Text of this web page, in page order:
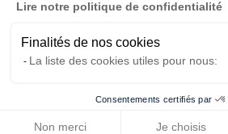
Lire notre politique de confidentialité
Finalités de nos cookies
La liste des cookies utiles pour nous:
Consentements certifiés par
Non merci Je choisis
Données personnelles / RGPD
CGU/CGA